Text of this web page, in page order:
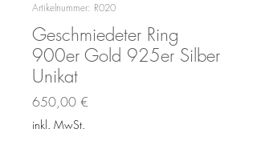
Artikelnummer: R020
Geschmiedeter Ring
900er Gold 925er Silber
Unikat
650,00 €
inkl. MwSt.